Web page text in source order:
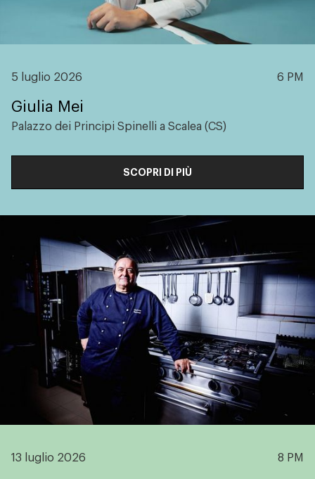
5 luglio 2026 6 PM
Giulia Mei
Palazzo dei Principi Spinelli a Scalea (CS)
SCOPRI DI PIÙ
13 luglio 2026 8 PM